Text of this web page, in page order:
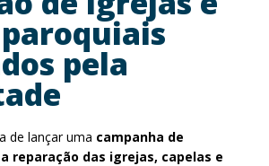
pela
de lançar uma campanha de
reparação das igrejas, capelas e